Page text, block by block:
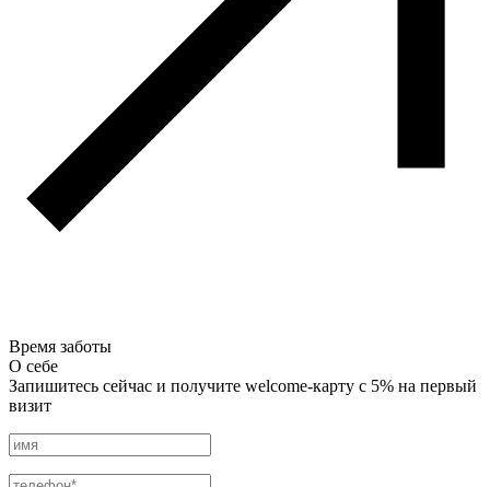
Время заботы
О себе
Запишитесь сейчас и получите welcome-карту с 5% на первый
визит